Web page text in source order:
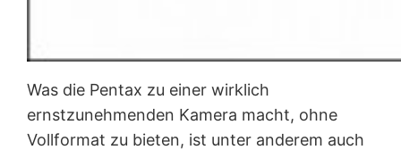
Was die Pentax zu einer wirklich
ernstzunehmenden Kamera macht, ohne
Vollformat zu bieten, ist unter anderem auch